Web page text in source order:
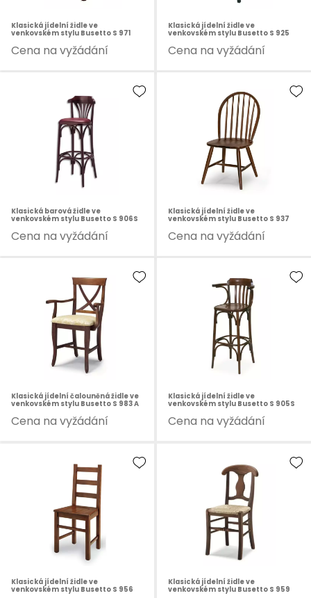
Klasická jídelní židle ve
venkovském stylu Busetto S 971
Cena na vyžádání
Klasická jídelní židle ve
venkovském stylu Busetto S 925
Cena na vyžádání
Klasická barová židle ve
venkovském stylu Busetto S 906S
Cena na vyžádání
Klasická jídelní židle ve
venkovském stylu Busetto S 937
Cena na vyžádání
Klasická jídelní čalouněná židle ve
venkovském stylu Busetto S 983 A
Cena na vyžádání
Klasická jídelní židle ve
venkovském stylu Busetto S 905S
Cena na vyžádání
Klasická jídelní židle ve
venkovském stylu Busetto S 956
Klasická jídelní židle ve
venkovském stylu Busetto S 959